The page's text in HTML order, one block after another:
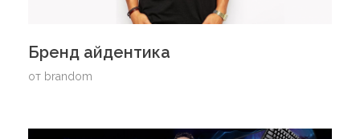
Бренд айдентика
от brandom